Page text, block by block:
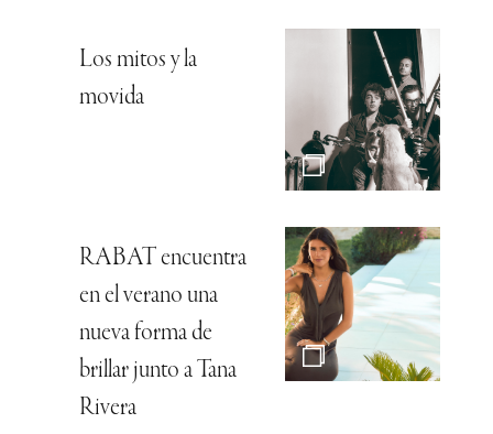
Los mitos y la
movida
RABAT encuentra
en el verano una
nueva forma de
brillar junto a Tana
Rivera